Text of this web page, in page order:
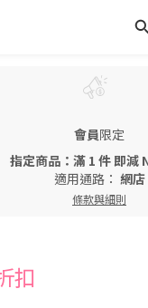
會員限定
指定商品：滿 1 件 即減
適用通路： 網店
條款與細則
扣